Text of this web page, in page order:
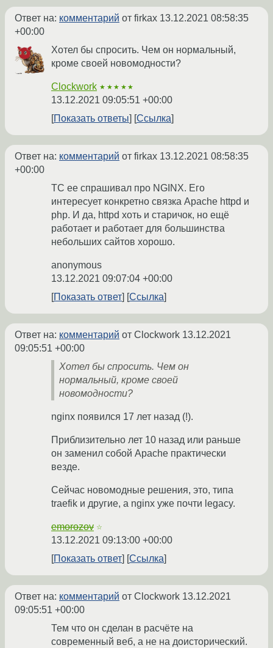
Ответ на: комментарий от firkax 13.12.2021 08:58:35
+00:00
Хотел бы спросить. Чем он нормальный,
кроме своей новомодности?
Clockwork ★★★★★
13.12.2021 09:05:51 +00:00
Показать ответы
Ссылка
Ответ на: комментарий от firkax 13.12.2021 08:58:35
+00:00
ТС ее спрашивал про NGINX. Его
интересует конкретно связка Apache httpd и
php. И да, httpd хоть и старичок, но ещё
работает и работает для большинства
небольших сайтов хорошо.
anonymous
13.12.2021 09:07:04 +00:00
Показать ответ
Ссылка
Ответ на: комментарий от Clockwork 13.12.2021
09:05:51 +00:00
Хотел бы спросить. Чем он
нормальный, кроме своей
новомодности?
nginx появился 17 лет назад (!).
Приблизительно лет 10 назад или раньше
он заменил собой Apache практически
везде.
Сейчас новомодные решения, это, типа
traefik и другие, а nginx уже почти legacy.
emorozov ☆
13.12.2021 09:13:00 +00:00
Показать ответ
Ссылка
Ответ на: комментарий от Clockwork 13.12.2021
09:05:51 +00:00
Тем что он сделан в расчёте на
современный веб, а не на доисторический.